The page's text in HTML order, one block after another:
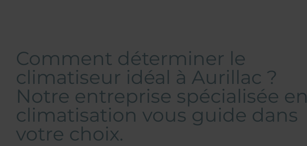
Comment déterminer le
climatiseur idéal à Aurillac ?
Notre entreprise spécialisée en
climatisation vous guide dans
votre choix.